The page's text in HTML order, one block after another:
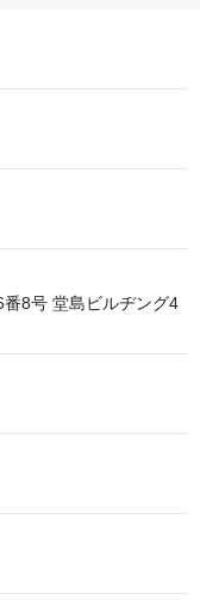
8号 堂島ビルヂング4